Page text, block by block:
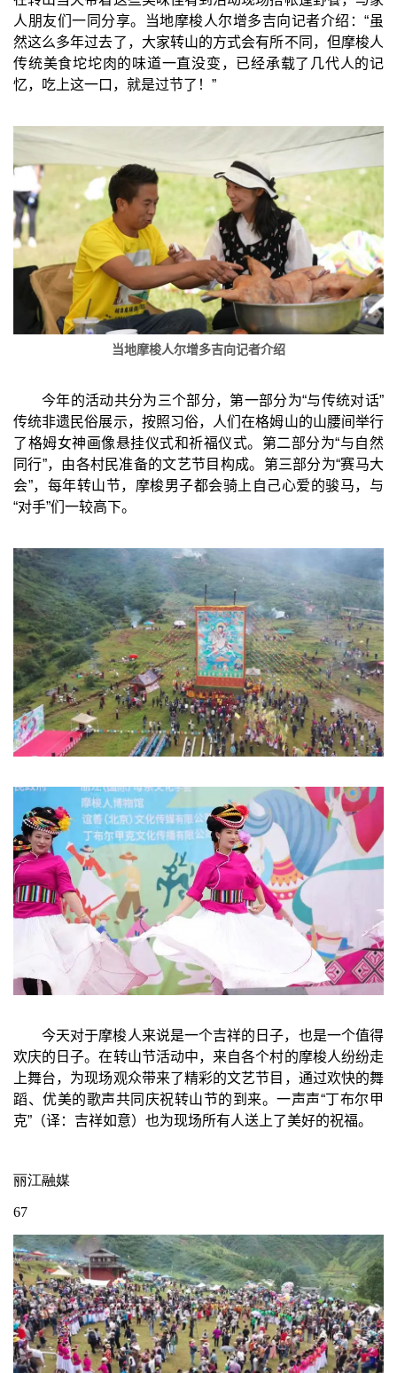
人朋友们一同分享。当地摩梭人尔增多吉向记者介绍：“虽
然这么多年过去了，大家转山的方式会有所不同，但摩梭人
传统美食坨坨肉的味道一直没变，已经承载了几代人的记
忆，吃上这一口，就是过节了！”
当地摩梭人尔增多吉向记者介绍
今年的活动共分为三个部分，第一部分为“与传统对话”
传统非遗民俗展示，按照习俗，人们在格姆山的山腰间举行
了格姆女神画像悬挂仪式和祈福仪式。第二部分为“与自然
同行”，由各村民准备的文艺节目构成。第三部分为“赛马大
会”，每年转山节，摩梭男子都会骑上自己心爱的骏马，与
“对手”们一较高下。
今天对于摩梭人来说是一个吉祥的日子，也是一个值得
欢庆的日子。在转山节活动中，来自各个村的摩梭人纷纷走
上舞台，为现场观众带来了精彩的文艺节目，通过欢快的舞
蹈、优美的歌声共同庆祝转山节的到来。一声声“丁布尔甲
克”（译：吉祥如意）也为现场所有人送上了美好的祝福。
丽江融媒
67